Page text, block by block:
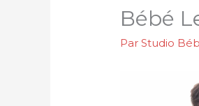
Bébé
ParStudio